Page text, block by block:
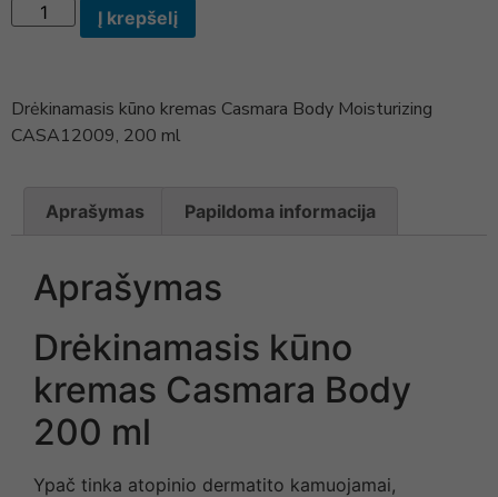
Į krepšelį
Drėkinamasis kūno kremas Casmara Body Moisturizing
CASA12009, 200 ml
Aprašymas Papildoma informacija
Aprašymas
Drėkinamasis kūno
kremas Casmara Body
200 ml
Ypač tinka atopinio dermatito kamuojamai,